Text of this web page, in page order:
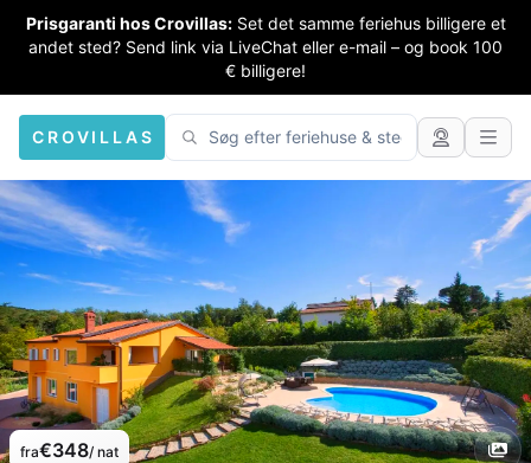
Prisgaranti hos Crovillas: Set det samme feriehus billigere et
andet sted? Send link via LiveChat eller e-mail – og book 100
€ billigere!
CROVILLAS
fra€348/ nat